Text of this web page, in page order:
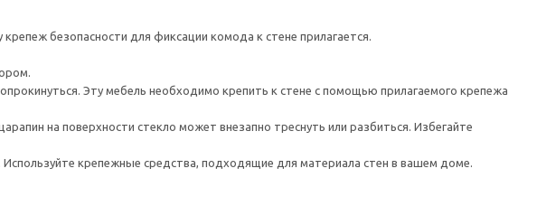
безопасности для фиксации комода к стене прилагается.
Эту мебель необходимо крепить к стене с помощью прилагаемого крепежа
на поверхности стекло может внезапно треснуть или разбиться. Избегайте
крепежные средства, подходящие для материала стен в вашем доме.